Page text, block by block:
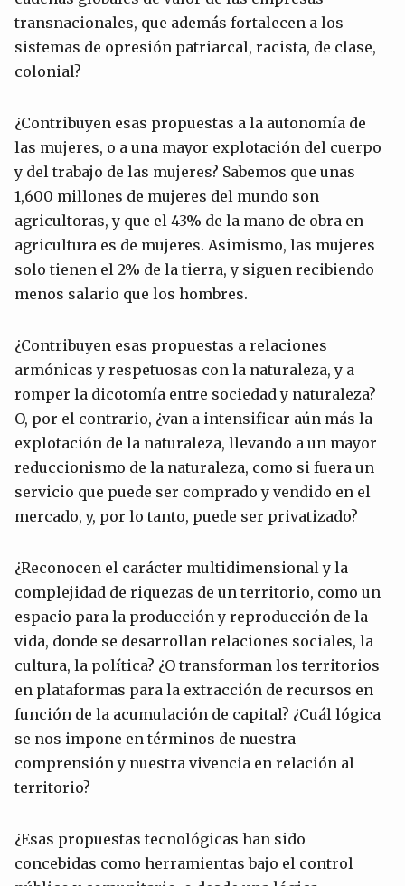
transnacionales, que además fortalecen a los
sistemas de opresión patriarcal, racista, de clase,
colonial?
¿Contribuyen esas propuestas a la autonomía de
las mujeres, o a una mayor explotación del cuerpo
y del trabajo de las mujeres? Sabemos que unas
1,600 millones de mujeres del mundo son
agricultoras, y que el 43% de la mano de obra en
agricultura es de mujeres. Asimismo, las mujeres
solo tienen el 2% de la tierra, y siguen recibiendo
menos salario que los hombres.
¿Contribuyen esas propuestas a relaciones
armónicas y respetuosas con la naturaleza, y a
romper la dicotomía entre sociedad y naturaleza?
O, por el contrario, ¿van a intensificar aún más la
explotación de la naturaleza, llevando a un mayor
reduccionismo de la naturaleza, como si fuera un
servicio que puede ser comprado y vendido en el
mercado, y, por lo tanto, puede ser privatizado?
¿Reconocen el carácter multidimensional y la
complejidad de riquezas de un territorio, como un
espacio para la producción y reproducción de la
vida, donde se desarrollan relaciones sociales, la
cultura, la política? ¿O transforman los territorios
en plataformas para la extracción de recursos en
función de la acumulación de capital? ¿Cuál lógica
se nos impone en términos de nuestra
comprensión y nuestra vivencia en relación al
territorio?
¿Esas propuestas tecnológicas han sido
concebidas como herramientas bajo el control